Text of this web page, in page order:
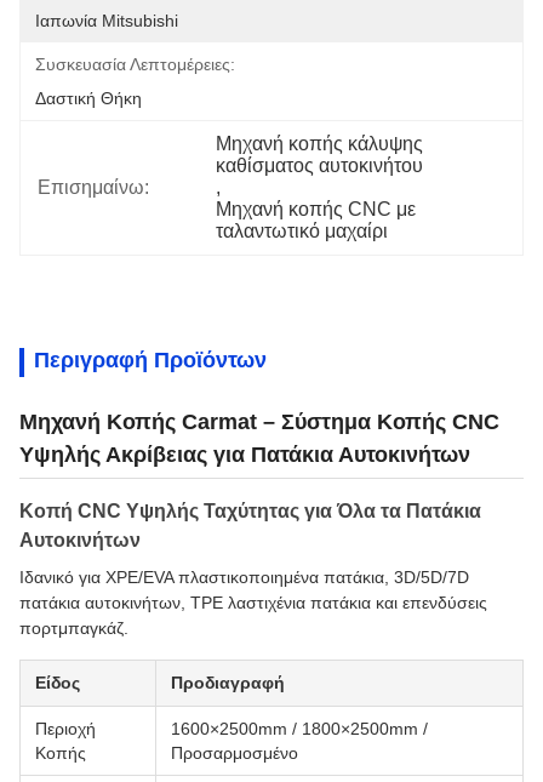
Ιαπωνία Mitsubishi
Συσκευασία Λεπτομέρειες:
Δαστική Θήκη
Επισημαίνω:
Μηχανή κοπής κάλυψης
καθίσματος αυτοκινήτου
,
Μηχανή κοπής CNC με
ταλαντωτικό μαχαίρι
Περιγραφή Προϊόντων
Μηχανή Κοπής Carmat – Σύστημα Κοπής CNC
Υψηλής Ακρίβειας για Πατάκια Αυτοκινήτων
Κοπή CNC Υψηλής Ταχύτητας για Όλα τα Πατάκια
Αυτοκινήτων
Ιδανικό για XPE/EVA πλαστικοποιημένα πατάκια, 3D/5D/7D
πατάκια αυτοκινήτων, TPE λαστιχένια πατάκια και επενδύσεις
πορτμπαγκάζ.
Είδος Προδιαγραφή
Περιοχή
Κοπής
1600×2500mm / 1800×2500mm /
Προσαρμοσμένο